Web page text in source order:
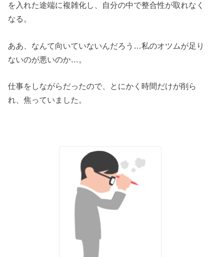
を入れた途端に複雑化し、自分の中で整合性が取れなく
なる。
ああ、なんて向いていないんだろう…私のオツムが足り
ないのが悪いのか…。
仕事をしながらだったので、とにかく時間だけが削ら
れ、焦っていました。